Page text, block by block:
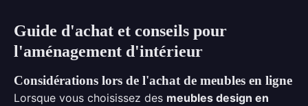
Guide d'achat et conseils pour
l'aménagement d'intérieur
Considérations lors de l'achat de meubles en ligne
Lorsque vous choisissez des meubles design en